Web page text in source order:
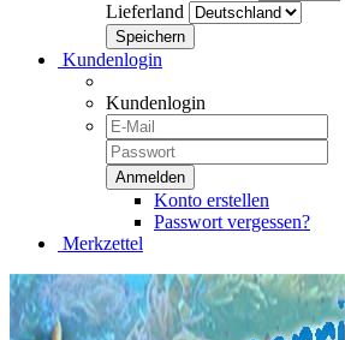
Lieferland
Kundenlogin
Kundenlogin
Konto erstellen
Passwort vergessen?
Merkzettel